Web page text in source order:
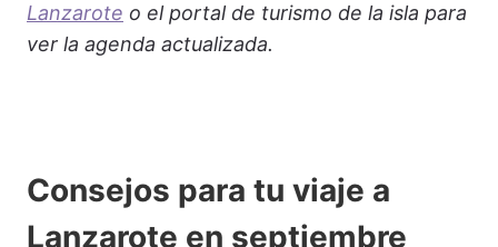
Lanzarote o el portal de turismo de la isla para
ver la agenda actualizada.
Consejos para tu viaje a
Lanzarote en septiembre